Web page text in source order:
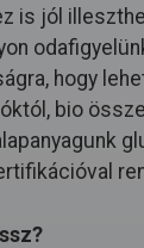
is jól
hogy
bio